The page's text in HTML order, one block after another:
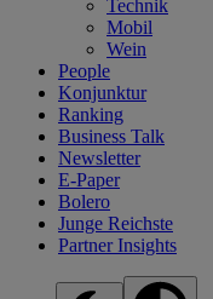
Technik
Mobil
Wein
People
Konjunktur
Ranking
Business Talk
Newsletter
E-Paper
Bolero
Junge Reichste
Partner Insights